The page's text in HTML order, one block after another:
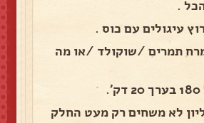
.
עיגולים עם כוס .
תמרים /שוקולד /או מה
לא משחים רק מעט החלק